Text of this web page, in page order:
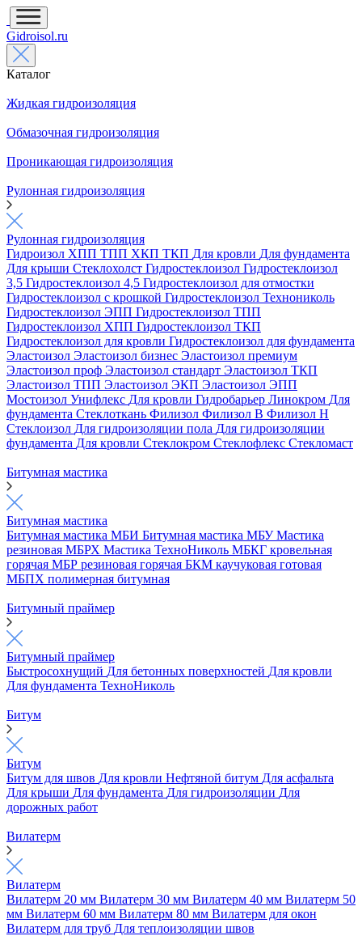
Gidroisol.ru
Каталог
Жидкая гидроизоляция
Обмазочная гидроизоляция
Проникающая гидроизоляция
Рулонная гидроизоляция
Рулонная гидроизоляция
Гидроизол ХПП ТПП ХКП ТКП Для кровли Для фундамента
Для крыши Стеклохолст Гидростеклоизол Гидростеклоизол
3,5 Гидростеклоизол 4,5 Гидростеклоизол для отмостки
Гидростеклоизол с крошкой Гидростеклоизол Технониколь
Гидростеклоизол ЭПП Гидростеклоизол ТПП
Гидростеклоизол ХПП Гидростеклоизол ТКП
Гидростеклоизол для кровли Гидростеклоизол для фундамента
Эластоизол Эластоизол бизнес Эластоизол премиум
Эластоизол проф Эластоизол стандарт Эластоизол ТКП
Эластоизол ТПП Эластоизол ЭКП Эластоизол ЭПП
Мостоизол Унифлекс Для кровли Гидробарьер Линокром Для
фундамента Стеклоткань Филизол Филизол В Филизол Н
Стеклоизол Для гидроизоляции пола Для гидроизоляции
фундамента Для кровли Стеклокром Стеклофлекс Стекломаст
Битумная мастика
Битумная мастика
Битумная мастика МБИ Битумная мастика МБУМастика
резиновая МБРХ Мастика ТехноНиколь МБКГ кровельная
горячая МБР резиновая горячая БКМ каучуковая готовая
МБПХ полимерная битумная
Битумный праймер
Битумный праймер
Быстросохнущий Для бетонных поверхностей Для кровли
Для фундамента ТехноНиколь
Битум
Битум
Битум для швов Для кровли Нефтяной битум Для асфальта
Для крыши Для фундамента Для гидроизоляции Для
дорожных работ
Вилатерм
Вилатерм
Вилатерм 20 мм Вилатерм 30 мм Вилатерм 40 мм Вилатерм 50
мм Вилатерм 60 мм Вилатерм 80 мм Вилатерм для окон
Вилатерм для труб Для теплоизоляции швов